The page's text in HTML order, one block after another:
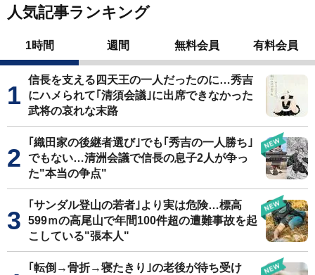
人気記事ランキング
1時間 週間 無料会員 有料会員
信長を支える四天王の一人だったのに…秀吉
にハメられて｢清須会議｣に出席できなかった
武将の哀れな末路
｢織田家の後継者選び｣でも｢秀吉の一人勝ち｣
でもない…清洲会議で信長の息子2人が争っ
た"本当の争点"
｢サンダル登山の若者｣より実は危険…標高
599ｍの高尾山で年間100件超の遭難事故を起
こしている"張本人"
｢転倒→骨折→寝たきり｣の老後が待ち受け